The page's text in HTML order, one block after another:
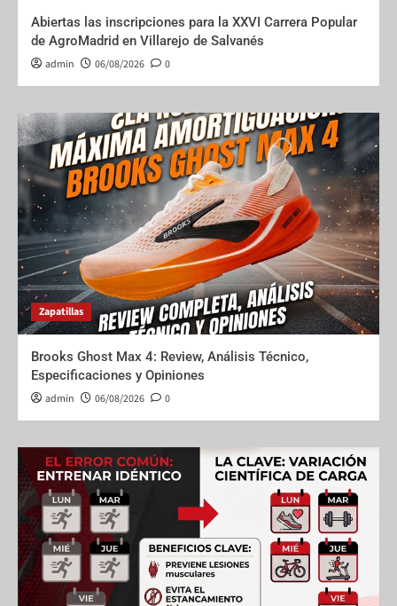
Abiertas las inscripciones para la XXVI Carrera Popular
de AgroMadrid en Villarejo de Salvanés
admin 06/08/2026 0
Zapatillas
Brooks Ghost Max 4: Review, Análisis Técnico,
Especificaciones y Opiniones
admin 06/08/2026 0